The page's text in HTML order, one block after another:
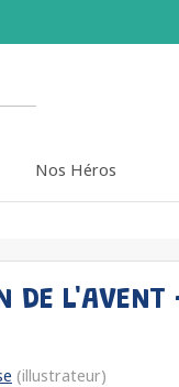
Nos Héros
DE L'AVENT
(illustrateur)